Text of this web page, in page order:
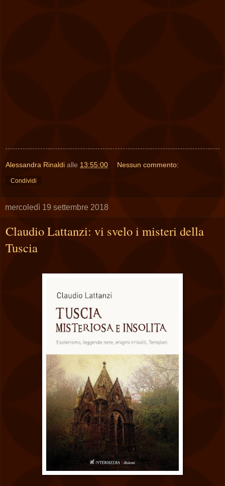
Alessandra Rinaldi alle 13:55:00 Nessun commento:
Condividi
mercoledì 19 settembre 2018
Claudio Lattanzi: vi svelo i misteri della
Tuscia